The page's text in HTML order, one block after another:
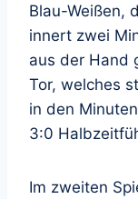
Blau-Weißen,
innert zwei
aus der Hand
Tor, welches
in den
3:0
Im zweiten